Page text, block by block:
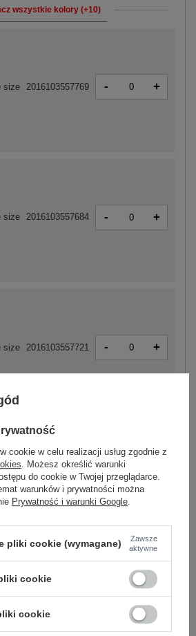
wszystkie kolory (+10)
size 2016103557684 - +
size 2016103557721 - +
size 2016103557806 - +
size 2016103557769 - +
SIĘ I ZOBACZ CENĘ
cookie w celu realizacji usług zgodnie z
. Możesz określić warunki
do cookie w Twojej przeglądarce.
warunków i prywatności można
Prywatność i warunki Google.
pliki cookie (wymagane)
Zawsze
aktywne
cookie
cookie